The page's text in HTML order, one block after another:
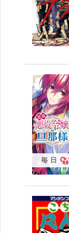
毎日